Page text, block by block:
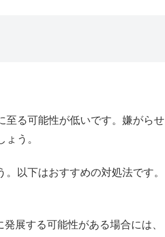
至る可能性が低いです。嫌がらせ
う。
以下はおすすめの対処法です。
展する可能性がある場合には、